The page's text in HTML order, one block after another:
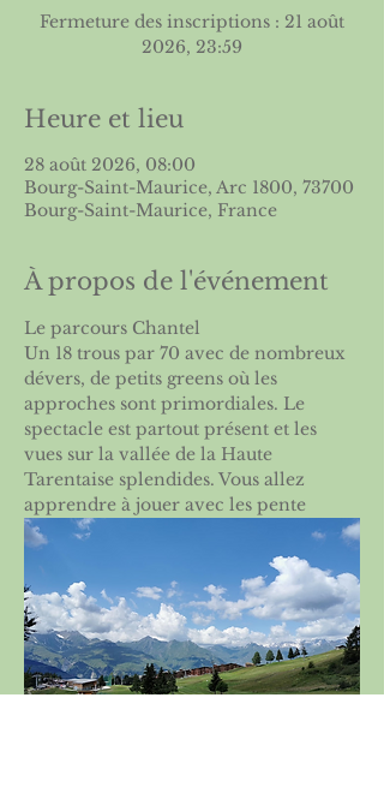
Fermeture des inscriptions : 21 août
2026, 23:59
Heure et lieu
28 août 2026, 08:00
Bourg-Saint-Maurice, Arc 1800, 73700
Bourg-Saint-Maurice, France
À propos de l'événement
Le parcours Chantel
Un 18 trous par 70 avec de nombreux
dévers, de petits greens où les
approches sont primordiales. Le
spectacle est partout présent et les
vues sur la vallée de la Haute
Tarentaise splendides. Vous allez
apprendre à jouer avec les pente